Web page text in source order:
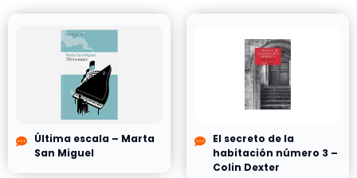
Última escala – Marta
San Miguel
El secreto de la
habitación número 3 –
Colin Dexter